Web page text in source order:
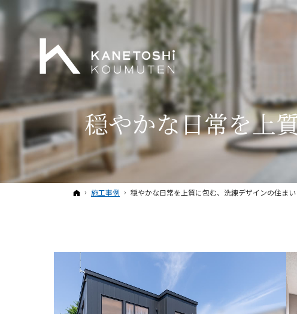
穏やかな日常を上
ホーム
施工事例 穏やかな日常を上質に包む、洗練デザインの住まい